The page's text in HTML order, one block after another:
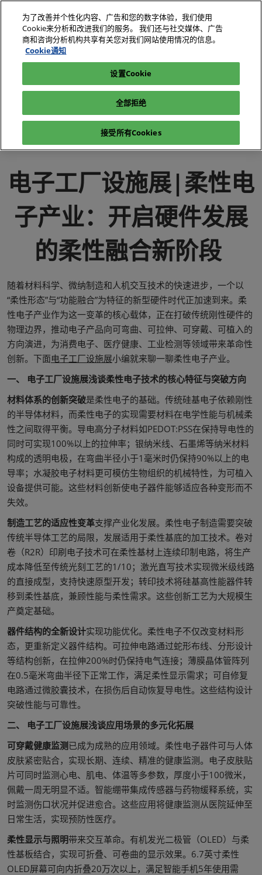
2026年10月27-29日
深圳国际会展中心（宝安）
电子展|绿色工厂展|电子工厂设施展
电子展|绿色工厂展-行业新闻-电子工厂设施展
电子工厂设施展|柔性电子产业：开启硬件发展的柔性融合新阶
电子工厂设施展|柔性电
子产业：开启硬件发展
的柔性融合新阶段
随着材料科学、微纳制造和人机交互技术的快速进步，一个以
“柔性形态”与“功能融合”为特征的新型硬件时代正加速到来。柔
性电子产业作为这一变革的核心载体，正在打破传统刚性硬件的
物理边界，推动电子产品向可弯曲、可拉伸、可穿戴、可植入的
方向演进，为消费电子、医疗健康、工业检测等领域带来革命性
创新。下面电子工厂设施展小编就来聊一聊柔性电子产业。
一、 电子工厂设施展浅谈柔性电子技术的核心特征与突破方向
材料体系的创新突破是柔性电子的基础。传统硅基电子依赖刚性
的半导体材料，而柔性电子的实现需要材料在电学性能与机械柔
性之间取得平衡。导电高分子材料如PEDOT:PSS在保持导电性的
同时可实现100%以上的拉伸率；银纳米线、石墨烯等纳米材料
构成的透明电极，在弯曲半径小于1毫米时仍保持90%以上的电
导率；水凝胶电子材料更可模仿生物组织的机械特性，为可植入
设备提供可能。这些材料创新使电子器件能够适应各种变形而不
失效。
制造工艺的适应性变革支撑产业化发展。柔性电子制造需要突破
传统半导体工艺的局限，发展适用于柔性基底的加工技术。卷对
卷（R2R）印刷电子技术可在柔性基材上连续印制电路，将生产
成本降低至传统光刻工艺的1/10；激光直写技术实现微米级线路
的直接成型，支持快速原型开发；转印技术将硅基高性能器件转
移到柔性基底，兼顾性能与柔性需求。这些创新工艺为大规模生
产奠定基础。
器件结构的全新设计实现功能优化。柔性电子不仅改变材料形
态，更重新定义器件结构。可拉伸电路通过蛇形布线、分形设计
等结构创新，在拉伸200%时仍保持电气连接；薄膜晶体管阵列
在0.5毫米弯曲半径下正常工作，满足柔性显示需求；可自修复
电路通过微胶囊技术，在损伤后自动恢复导电性。这些结构设计
突破性能与可靠性。
二、 电子工厂设施展浅谈应用场景的多元化拓展
可穿戴健康监测已成为成熟的应用领域。柔性电子器件可与人体
皮肤紧密贴合，实现长期、连续、精准的健康监测。电子皮肤贴
片可同时监测心电、肌电、体温等多参数，厚度小于100微米，
佩戴一周无明显不适。智能绷带集成传感器与药物缓释系统，实
时监测伤口状况并促进愈合。这些应用将健康监测从医院延伸至
日常生活，实现预防性医疗。
柔性显示与照明带来交互革命。有机发光二极管（OLED）与柔
性基板结合，实现可折叠、可卷曲的显示效果。6.7英寸柔性
OLED屏幕可向内折叠20万次以上，满足智能手机5年使用需
为了改善并个性化内容、广告和您的数字体验，我们使用
Cookie来分析和改进我们的服务。 我们还与社交媒体、广告
商和咨询分析机构共享有关您对我们网站使用情况的信息。
Cookie通知
设置Cookie
全部拒绝
接受所有Cookies